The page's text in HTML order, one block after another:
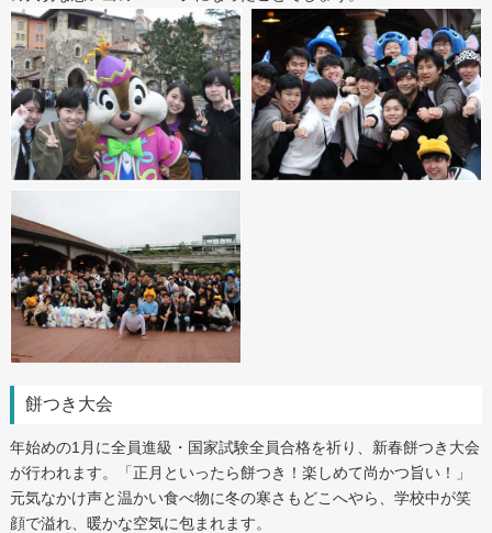
餅つき大会
年始めの1月に全員進級・国家試験全員合格を祈り、新春餅つき大会
が行われます。「正月といったら餅つき！楽しめて尚かつ旨い！」
元気なかけ声と温かい食べ物に冬の寒さもどこへやら、学校中が笑
顔で溢れ、暖かな空気に包まれます。